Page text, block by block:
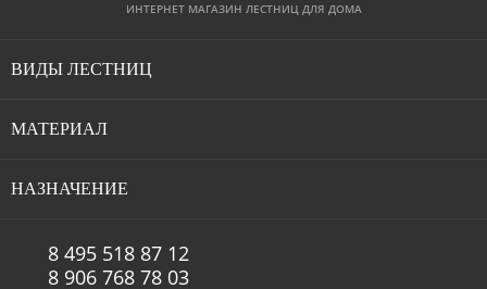
ИНТЕРНЕТ МАГАЗИН ЛЕСТНИЦ ДЛЯ ДОМА
ВИДЫ ЛЕСТНИЦ
Модульные лестницы
Лестницы на металлокаркасе
МАТЕРИАЛ
Лестницы из сосны
Лестницы из бука
НАЗНАЧЕНИЕ
8 495 518 87 12
8 906 768 78 03